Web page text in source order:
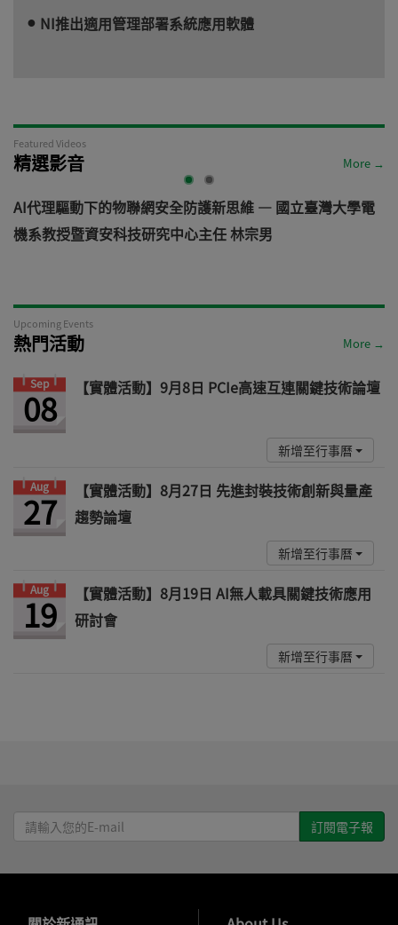
NI推出適用管理部署系統應用軟體
Featured Videos
精選影音 More →
AI代理驅動下的物聯網安全防護新思維 — 國立臺灣大學電
機系教授暨資安科技研究中心主任 林宗男
Upcoming Events
熱門活動 More →
Sep
08 【實體活動】9月8日 PCIe高速互連關鍵技術論壇
新增至行事曆
Aug
27
【實體活動】8月27日 先進封裝技術創新與量產
趨勢論壇
新增至行事曆
Aug
19
【實體活動】8月19日 AI無人載具關鍵技術應用
研討會
新增至行事曆
請
輸